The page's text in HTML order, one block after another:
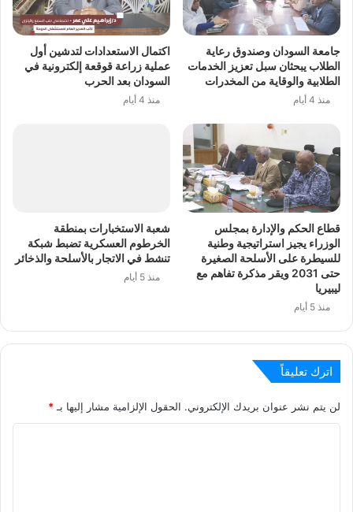
جامعة السودان وصندوق رعاية
الطلاب يبحثان سبل تعزيز الخدمات
الطلابية والوقاية من المخدرات
منذ 4 أيام
اكتمال الاستعدادات لتدشين أول
عملية زراعة قوقعة إلكترونية في
السودان بعد الحرب
منذ 4 أيام
قطاع الحكم والإدارة بمجلس
الوزراء يجيز استراتيجية وطنية
للسيطرة على الأسلحة الصغيرة
حتى 2031 ويقر مذكرة تفاهم مع
ليبيريا
منذ 5 أيام
شعبة الاستخبارات بمنطقة
الخرطوم العسكرية تضبط شبكة
تنشط في الاتجار بالأسلحة والذخائر
منذ 5 أيام
اترك تعليقاً
لن يتم نشر عنوان بريدك الإلكتروني. الحقول الإلزامية مشار إليها بـ*